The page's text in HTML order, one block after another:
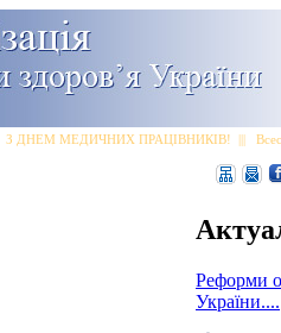
З ДНЕМ МЕДИЧНИХ ПРАЦІВНИКІВ!|||
Реформи
України....